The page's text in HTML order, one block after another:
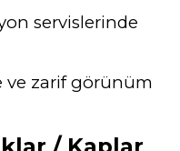
servislerinde
ve zarif görünüm